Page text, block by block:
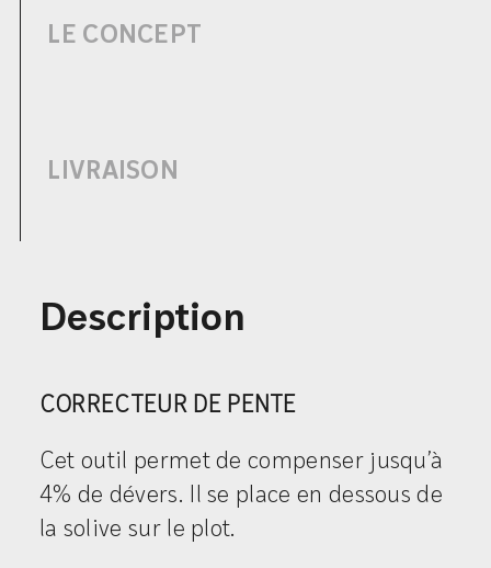
LE CONCEPT
LIVRAISON
Description
CORRECTEUR DE PENTE
Cet outil permet de compenser jusqu’à
4% de dévers. Il se place en dessous de
la solive sur le plot.